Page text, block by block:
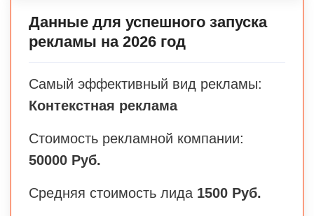
Данные для успешного запуска
рекламы на 2026 год
Самый эффективный вид рекламы:
Контекстная реклама
Стоимость рекламной компании:
50000 Руб.
Средняя стоимость лида 1500 Руб.